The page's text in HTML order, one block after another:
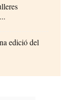
edició del